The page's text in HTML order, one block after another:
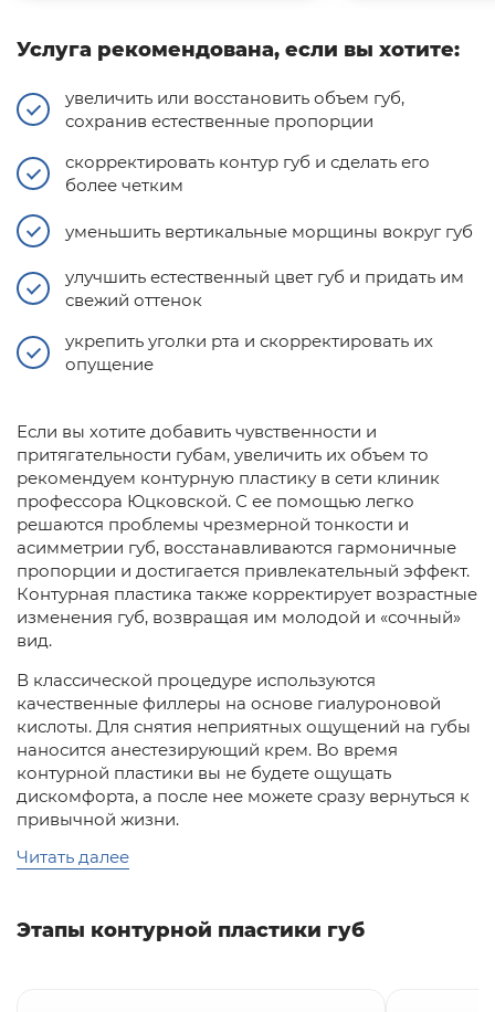
Услуга рекомендована, если вы хотите:
увеличить или восстановить объем губ,
сохранив естественные пропорции
скорректировать контур губ и сделать его
более четким
уменьшить вертикальные морщины вокруг губ
улучшить естественный цвет губ и придать им
свежий оттенок
укрепить уголки рта и скорректировать их
опущение
Если вы хотите добавить чувственности и
притягательности губам, увеличить их объем то
рекомендуем контурную пластику в сети клиник
профессора Юцковской. С ее помощью легко
решаются проблемы чрезмерной тонкости и
асимметрии губ, восстанавливаются гармоничные
пропорции и достигается привлекательный эффект.
Контурная пластика также корректирует возрастные
изменения губ, возвращая им молодой и «сочный»
вид.
В классической процедуре используются
качественные филлеры на основе гиалуроновой
кислоты. Для снятия неприятных ощущений на губы
наносится анестезирующий крем. Во время
контурной пластики вы не будете ощущать
дискомфорта, а после нее можете сразу вернуться к
привычной жизни.
Данная процедура требует большого врачебного
умелым творцом, который легкими штрихами
Читать далее
Этапы контурной пластики губ